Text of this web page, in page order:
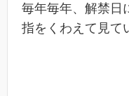
毎年毎年、解禁日
指をくわえて見て